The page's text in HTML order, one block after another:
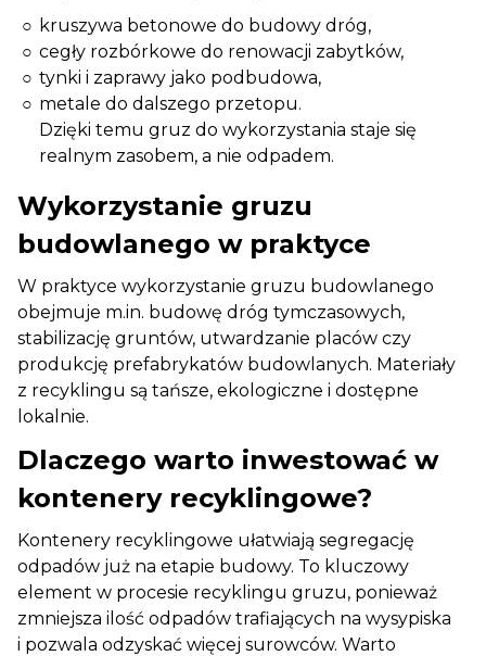
kruszywa betonowe do budowy dróg,
cegły rozbórkowe do renowacji zabytków,
tynki i zaprawy jako podbudowa,
metale do dalszego przetopu.
Dzięki temu gruz do wykorzystania staje się
realnym zasobem, a nie odpadem.
Wykorzystanie gruzu
budowlanego w praktyce
W praktyce wykorzystanie gruzu budowlanego
obejmuje m.in. budowę dróg tymczasowych,
stabilizację gruntów, utwardzanie placów czy
produkcję prefabrykatów budowlanych. Materiały
z recyklingu są tańsze, ekologiczne i dostępne
lokalnie.
Dlaczego warto inwestować w
kontenery recyklingowe?
Kontenery recyklingowe ułatwiają segregację
odpadów już na etapie budowy. To kluczowy
element w procesie recyklingu gruzu, ponieważ
zmniejsza ilość odpadów trafiających na wysypiska
i pozwala odzyskać więcej surowców. Warto